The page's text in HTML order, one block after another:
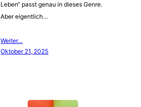
Leben“ passt genau in dieses Genre.
Aber eigentlich…
Weiter…
Oktober 21, 2025